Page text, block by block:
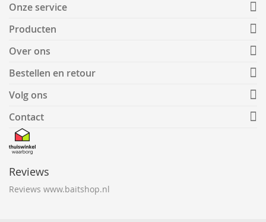
Onze service
Producten
Over ons
Bestellen en retour
Volg ons
Contact
Reviews
Reviews www.baitshop.nl